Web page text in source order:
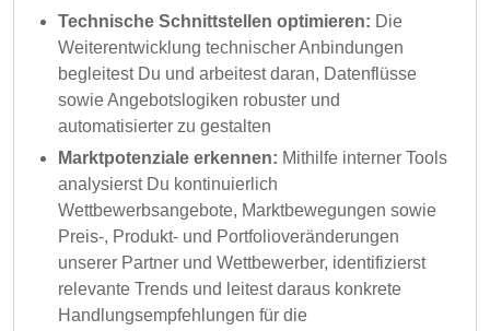
Technische Schnittstellen optimieren: Die
Weiterentwicklung technischer Anbindungen
begleitest Du und arbeitest daran, Datenflüsse
sowie Angebotslogiken robuster und
automatisierter zu gestalten
Marktpotenziale erkennen: Mithilfe interner Tools
analysierst Du kontinuierlich
Wettbewerbsangebote, Marktbewegungen sowie
Preis-, Produkt- und Portfolioveränderungen
unserer Partner und Wettbewerber, identifizierst
relevante Trends und leitest daraus konkrete
Handlungsempfehlungen für die